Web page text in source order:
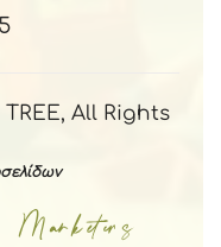
All Rights